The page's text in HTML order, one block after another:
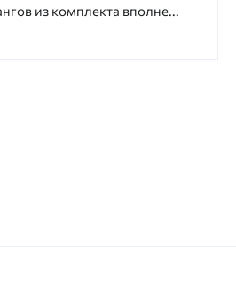
из комплекта вполне...